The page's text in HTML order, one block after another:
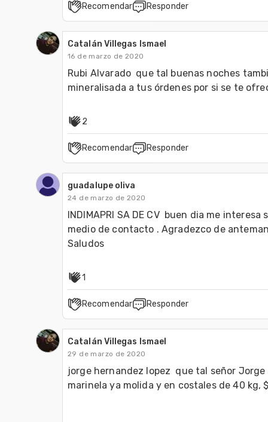
Recomendar Responder
Catalán Villegas Ismael
16 de marzo de 2020
Rubi Alvarado  que tal buenas noches
mineralisada a tus órdenes por si se te
2
Recomendar Responder
guadalupe oliva
24 de marzo de 2020
INDIMAPRI SA DE CV  buen dia me
medio de contacto . Agradezco de
Saludos
1
Recomendar Responder
Catalán Villegas Ismael
29 de marzo de 2020
jorge hernandez lopez  que tal señor
marinela ya molida y en costales de 40 kg,